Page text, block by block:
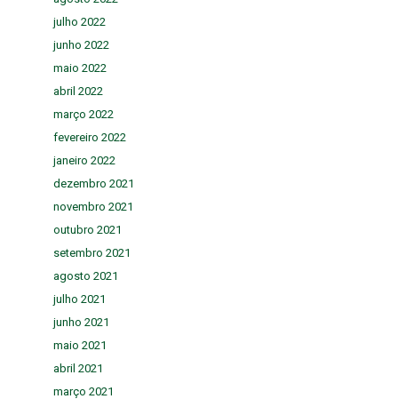
julho 2022
junho 2022
maio 2022
abril 2022
março 2022
fevereiro 2022
janeiro 2022
dezembro 2021
novembro 2021
outubro 2021
setembro 2021
agosto 2021
julho 2021
junho 2021
maio 2021
abril 2021
março 2021